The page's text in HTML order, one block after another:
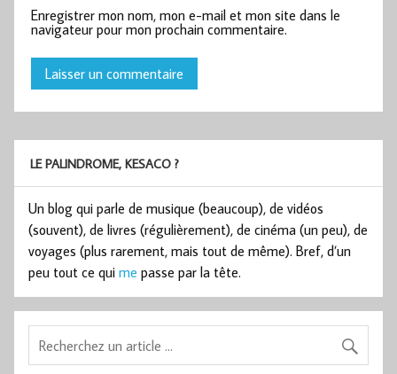
Enregistrer mon nom, mon e-mail et mon site dans le
navigateur pour mon prochain commentaire.
LE PALINDROME, KESACO ?
Un blog qui parle de musique (beaucoup), de vidéos
(souvent), de livres (régulièrement), de cinéma (un peu), de
voyages (plus rarement, mais tout de même). Bref, d’un
peu tout ce qui me passe par la tête.